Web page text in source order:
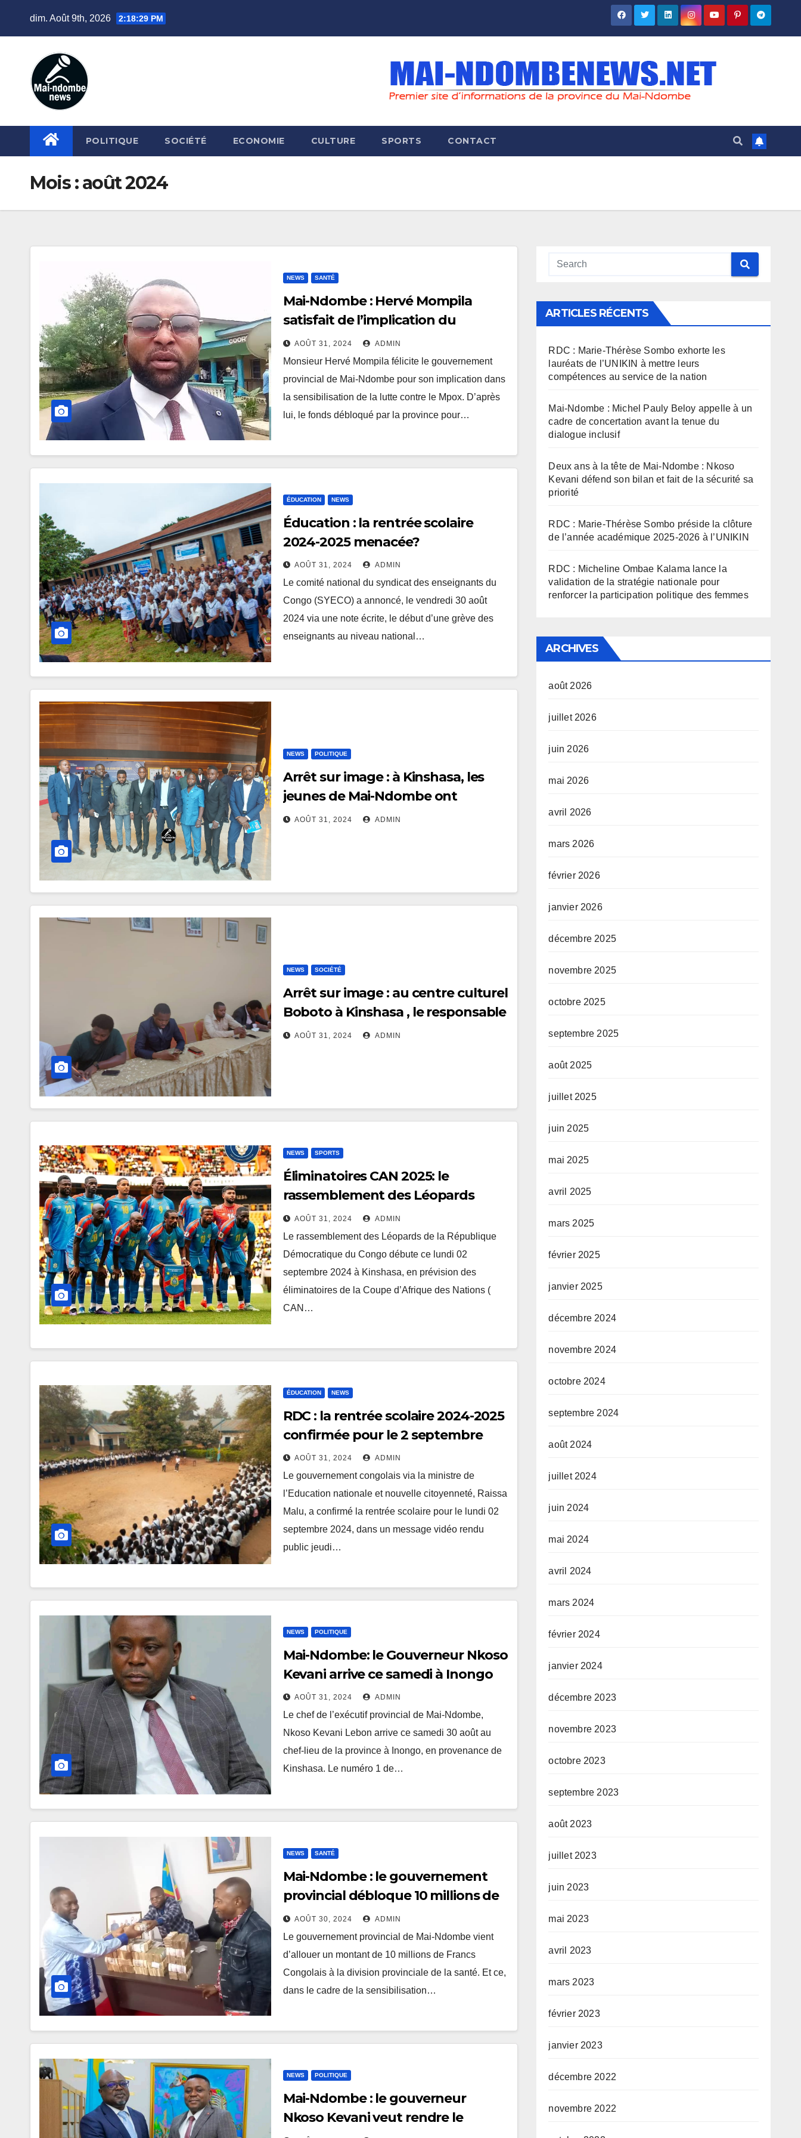
dim. Août 9th, 2026 2:18:30 PM
POLITIQUE SOCIÉTÉ ECONOMIE CULTURE SPORTS CONTACT
Mois :août 2024
NEWS SANTÉ
Mai-Ndombe : Hervé Mompila
satisfait de l’implication du
gouvernement pour la
sensibilisation contre Mpox
AOÛT 31, 2024 ADMIN
Monsieur Hervé Mompila félicite le gouvernement
provincial de Mai-Ndombe pour son implication dans
la sensibilisation de la lutte contre le Mpox. D’après
lui, le fonds débloqué par la province pour…
ÉDUCATION NEWS
Éducation : la rentrée scolaire
2024-2025 menacée?
AOÛT 31, 2024 ADMIN
Le comité national du syndicat des enseignants du
Congo (SYECO) a annoncé, le vendredi 30 août
2024 via une note écrite, le début d’une grève des
enseignants au niveau national…
NEWS POLITIQUE
Arrêt sur image : à Kinshasa, les
jeunes de Mai-Ndombe ont
participé ce samedi au sommet
AOÛT 31, 2024 ADMIN
NEWS SOCIÉTÉ
Arrêt sur image : au centre culturel
Boboto à Kinshasa , le responsable
de Mai-ndombenews.net, Orman
AOÛT 31, 2024 ADMIN
NEWS SPORTS
Éliminatoires CAN 2025: le
rassemblement des Léopards
débute ce lundi à Kinshasa
AOÛT 31, 2024 ADMIN
Le rassemblement des Léopards de la République
Démocratique du Congo débute ce lundi 02
septembre 2024 à Kinshasa, en prévision des
éliminatoires de la Coupe d’Afrique des Nations (
CAN…
ÉDUCATION NEWS
RDC : la rentrée scolaire 2024-2025
confirmée pour le 2 septembre
AOÛT 31, 2024 ADMIN
Le gouvernement congolais via la ministre de
l’Education nationale et nouvelle citoyenneté, Raissa
Malu, a confirmé la rentrée scolaire pour le lundi 02
septembre 2024, dans un message vidéo rendu
public jeudi…
NEWS POLITIQUE
Mai-Ndombe: le Gouverneur Nkoso
Kevani arrive ce samedi à Inongo
AOÛT 31, 2024 ADMIN
Le chef de l’exécutif provincial de Mai-Ndombe,
Nkoso Kevani Lebon arrive ce samedi 30 août au
chef-lieu de la province à Inongo, en provenance de
Kinshasa. Le numéro 1 de…
NEWS SANTÉ
Mai-Ndombe : le gouvernement
provincial débloque 10 millions de
FC pour la sensibilisation contre
Mpox
AOÛT 30, 2024 ADMIN
Le gouvernement provincial de Mai-Ndombe vient
d’allouer un montant de 10 millions de Francs
Congolais à la division provinciale de la santé. Et ce,
dans le cadre de la sensibilisation…
NEWS POLITIQUE
Mai-Ndombe : le gouverneur
Nkoso Kevani veut rendre le
ARTICLES RÉCENTS
RDC : Marie-Thérèse Sombo exhorte les
lauréats de l’UNIKIN à mettre leurs
compétences au service de la nation
Mai-Ndombe : Michel Pauly Beloy appelle à un
cadre de concertation avant la tenue du
dialogue inclusif
Deux ans à la tête de Mai-Ndombe : Nkoso
Kevani défend son bilan et fait de la sécurité sa
priorité
RDC : Marie-Thérèse Sombo préside la clôture
de l’année académique 2025-2026 à l’UNIKIN
RDC : Micheline Ombae Kalama lance la
validation de la stratégie nationale pour
renforcer la participation politique des femmes
ARCHIVES
août 2026
juillet 2026
juin 2026
mai 2026
avril 2026
mars 2026
février 2026
janvier 2026
décembre 2025
novembre 2025
octobre 2025
septembre 2025
août 2025
juillet 2025
juin 2025
mai 2025
avril 2025
mars 2025
février 2025
janvier 2025
décembre 2024
novembre 2024
octobre 2024
septembre 2024
août 2024
juillet 2024
juin 2024
mai 2024
avril 2024
mars 2024
février 2024
janvier 2024
décembre 2023
novembre 2023
octobre 2023
septembre 2023
août 2023
juillet 2023
juin 2023
mai 2023
avril 2023
mars 2023
février 2023
janvier 2023
décembre 2022
novembre 2022